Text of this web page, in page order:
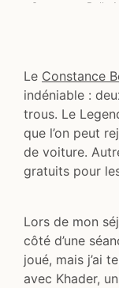
Constance Belle
Le Constance
indéniable :
trous. Le
que l’on peut
de voiture.
gratuits pour
Lors de mon
côté d’une
joué, mais j’ai
avec Khader,